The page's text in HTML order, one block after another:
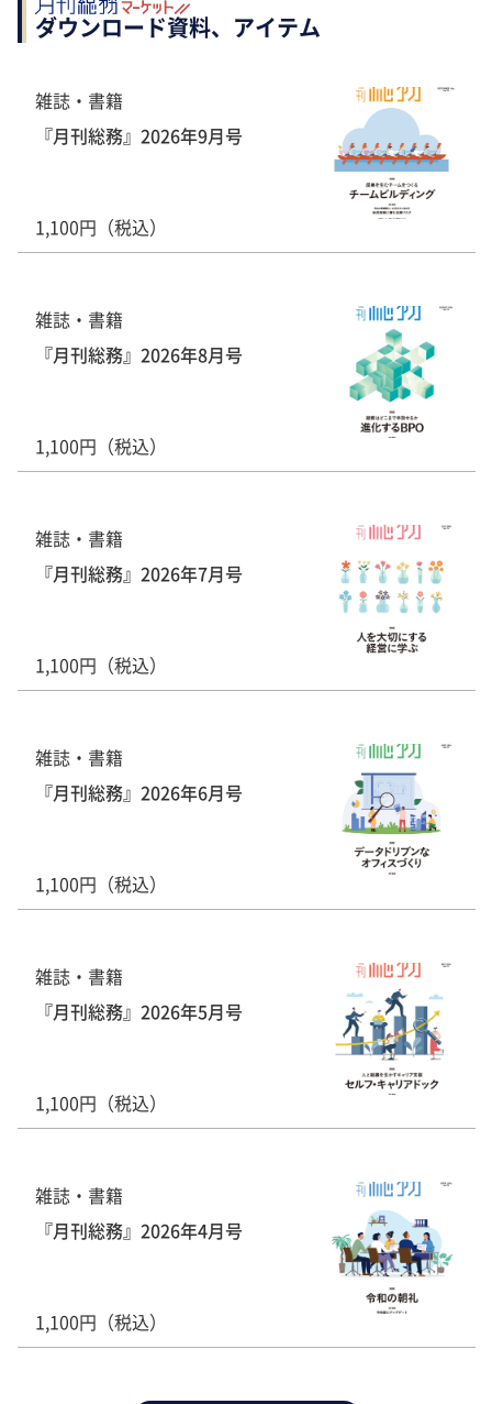
ダウンロード資料、アイテム
雑誌・書籍
『月刊総務』2026年9月号
1,100円（税込）
雑誌・書籍
『月刊総務』2026年8月号
1,100円（税込）
雑誌・書籍
『月刊総務』2026年7月号
1,100円（税込）
雑誌・書籍
『月刊総務』2026年6月号
1,100円（税込）
雑誌・書籍
『月刊総務』2026年5月号
1,100円（税込）
雑誌・書籍
『月刊総務』2026年4月号
1,100円（税込）